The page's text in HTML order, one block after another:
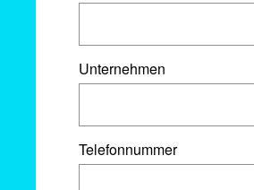
Unternehmen
Telefonnummer